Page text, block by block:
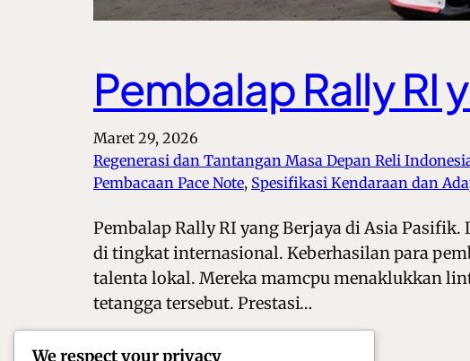
Pembalap Rally RI
Maret 29, 2026
Regenerasi dan Tantangan Masa Depan Reli
Pembacaan Pace Note, Spesifikasi Kendaraan dan
Pembalap Rally RI yang Berjaya di Asia
di tingkat internasional. Keberhasilan para
talenta lokal. Mereka mamcpu menaklukkan
tetangga tersebut. Prestasi…
We respect your privacy